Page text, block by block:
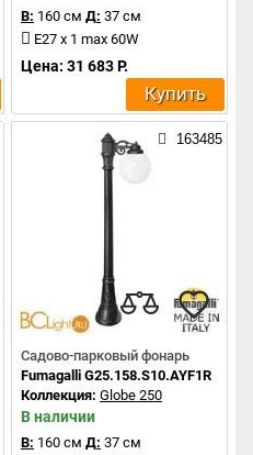
В: 160 см Д: 37 см
E27 x 1 max 60W
Цена: 31 683 Р.
Купить
163485
Садово-парковый фонарь
Fumagalli G25.158.S10.AYF1R
Коллекция: Globe 250
В наличии
В: 160 см Д: 37 см